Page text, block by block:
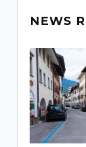
NEWS